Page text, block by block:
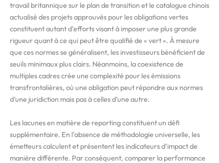
travail britannique sur le plan de transition et le catalogue chinois
actualisé des projets approuvés pour les obligations vertes
constituent autant d’efforts visant à imposer une plus grande
rigueur quant à ce qui peut être qualifié de « vert ». À mesure
que ces normes se généralisent, les investisseurs bénéficient de
seuils minimaux plus clairs. Néanmoins, la coexistence de
multiples cadres crée une complexité pour les émissions
transfrontalières, où une obligation peut répondre aux normes
d’une juridiction mais pas à celles d’une autre.
Les lacunes en matière de reporting constituent un défi
supplémentaire. En l’absence de méthodologie universelle, les
émetteurs calculent et présentent les indicateurs d’impact de
manière différente. Par conséquent, comparer la performance